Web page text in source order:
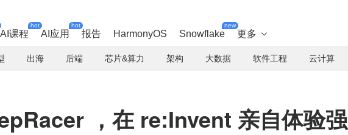
AI课程
hot
AI应用
hot
报告 HarmonyOS Snowflake
new
更多 
出海 后端 芯片&算力 架构 大数据 软件工程 云计算
，在 re:Invent 亲自体验强